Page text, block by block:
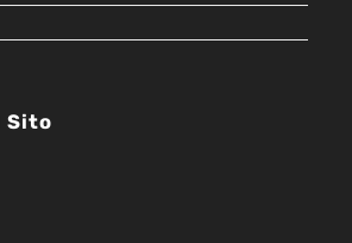
Sito